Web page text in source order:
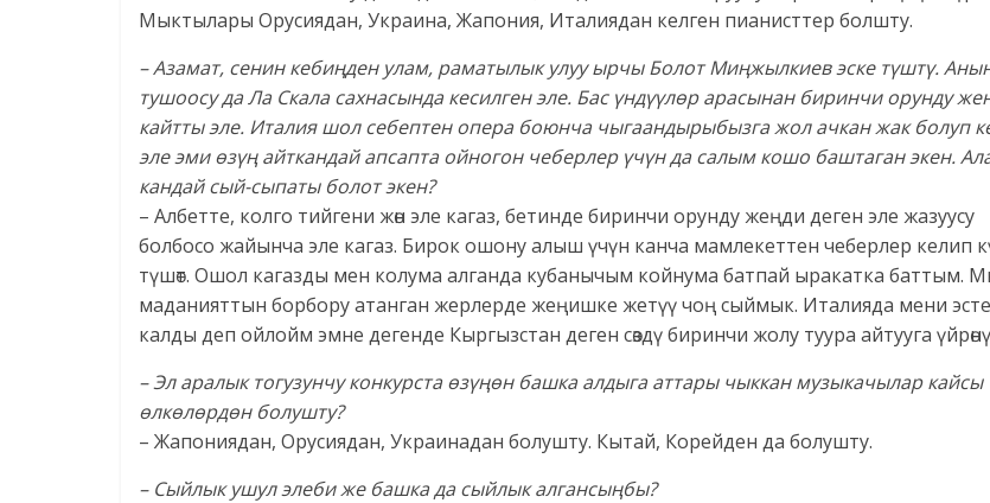
Мыктылары Орусиядан, Украина, Жапония, Италиядан келген пианисттер болшту.
– Азамат, сенин кебиңден улам, раматылык улуу ырчы Болот Миңжылкиев эске түштү.
тушоосу да Ла Скала сахнасында кесилген эле. Бас үндүүлөр арасынан биринчи орунду
кайтты эле. Италия шол себептен опера боюнча чыгаандырыбызга жол ачкан жак болуп
эле эми өзүң айткандай апсапта ойногон чеберлер үчүн да салым кошо баштаган экен.
кандай сый-сыпаты болот экен?
– Албетте, колго тийгени жөн эле кагаз, бетинде биринчи орунду жеңди деген эле жазуусу
болбосо жайынча эле кагаз. Бирок ошону алыш үчүн канча мамлекеттен чеберлер келип
түшөт. Ошол кагазды мен колума алганда кубанычым койнума батпай ыракатка баттым.
маданияттын борбору атанган жерлерде жеңишке жетүү чоң сыймык. Италияда мени
калды деп ойлойм эмне дегенде Кыргызстан деген сөздү биринчи жолу туура айтууга
– Эл аралык тогузунчу конкурста өзүңөн башка алдыга аттары чыккан музыкачылар кайсы
өлкөлөрдөн болушту?
– Жапониядан, Орусиядан, Украинадан болушту. Кытай, Корейден да болушту.
– Сыйлык ушул элеби же башка да сыйлык алгансыңбы?